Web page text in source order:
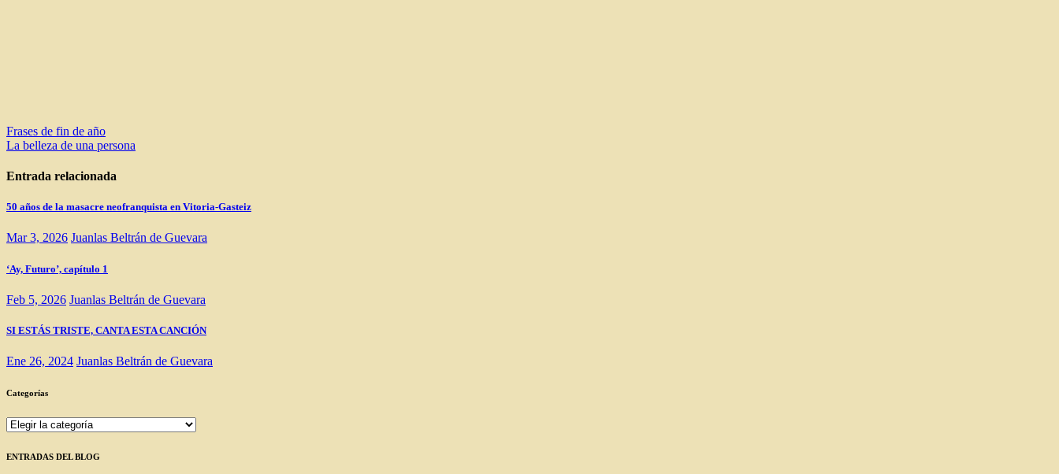
Navegación
de
entradas
Frases de fin de año
La belleza de una persona
Entrada relacionada
50 años de la masacre neofranquista en Vitoria-Gasteiz
Mar 3, 2026 Juanlas Beltrán de Guevara
‘Ay, Futuro’, capítulo 1
Feb 5, 2026 Juanlas Beltrán de Guevara
SI ESTÁS TRISTE, CANTA ESTA CANCIÓN
Ene 26, 2024 Juanlas Beltrán de Guevara
Categorías
Categorías
ENTRADAS DEL BLOG